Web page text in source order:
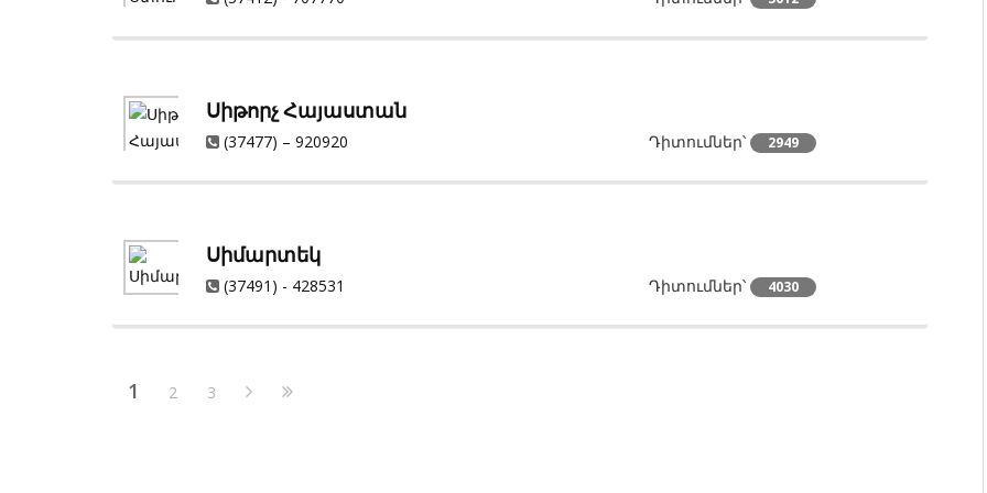
Սիթորչ Հայաստան
Դիտումներ՝ 2949
(37477) – 920920
Սիմարտեկ
Դիտումներ՝ 4030
(37491) - 428531
1 2 3